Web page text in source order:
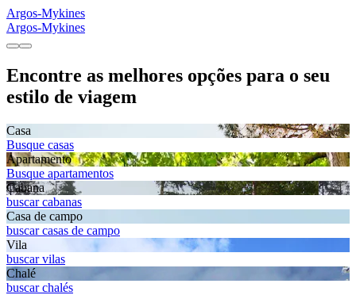
Argos-Mykines
Argos-Mykines
Encontre as melhores opções para o seu
estilo de viagem
Casa
Busque casas
Apartamento
Busque apartamentos
Cabana
buscar cabanas
Casa de campo
buscar casas de campo
Vila
buscar vilas
Chalé
buscar chalés